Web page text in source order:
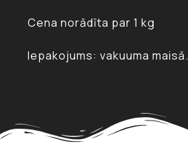
Cena norādīta par 1 kg
Iepakojums: vakuuma maisā.